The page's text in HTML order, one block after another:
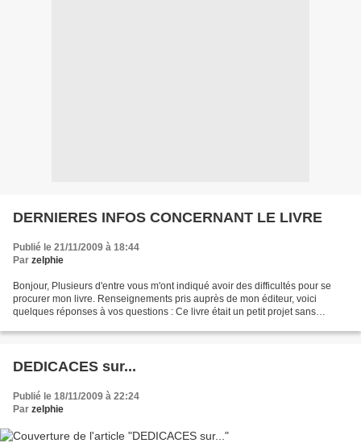
DERNIERES INFOS CONCERNANT LE LIVRE
Publié le 21/11/2009 à 18:44
Par zelphie
Bonjour, Plusieurs d'entre vous m'ont indiqué avoir des difficultés pour se
procurer mon livre. Renseignements pris auprès de mon éditeur, voici
quelques réponses à vos questions : Ce livre était un petit projet sans
DEDICACES sur...
Publié le 18/11/2009 à 22:24
Par zelphie